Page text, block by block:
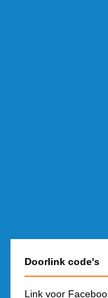
Doorlink code's
Link voor